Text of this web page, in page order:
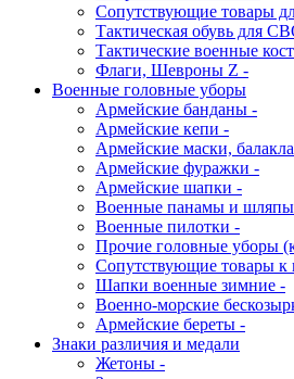
Сопутствующие товары
Тактическая обувь для
Тактические военные
Флаги, Шевроны Z -
Военные головные уборы
Армейские банданы -
Армейские кепи -
Армейские маски,
Армейские фуражки -
Армейские шапки -
Военные панамы и
Военные пилотки -
Прочие головные уборы
Сопутствующие товары к
Шапки военные зимние -
Военно-морские
Армейские береты -
Знаки различия и медали
Жетоны -